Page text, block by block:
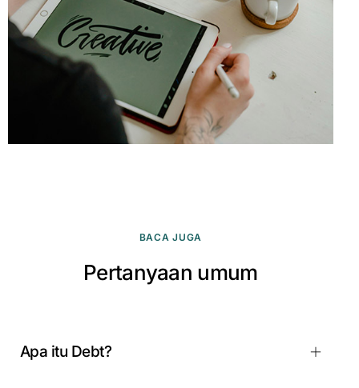
BACA JUGA
Pertanyaan umum
Apa itu Debt?